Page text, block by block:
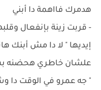
هدمرك فااهمة دا أبني
- ‏قربت زينة بإنفعال
إيديها " لا دا مش
علشان خاطري هحضنه
" جه عمرو في الوقت دا